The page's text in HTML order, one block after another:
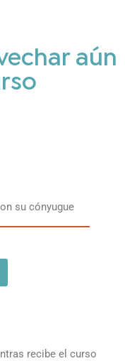
aún
su cónyugue
recibe el curso